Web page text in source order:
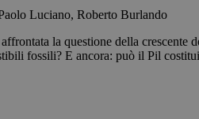
Luciano, Roberto Burlando
la questione della
fossili? E ancora: può il Pil